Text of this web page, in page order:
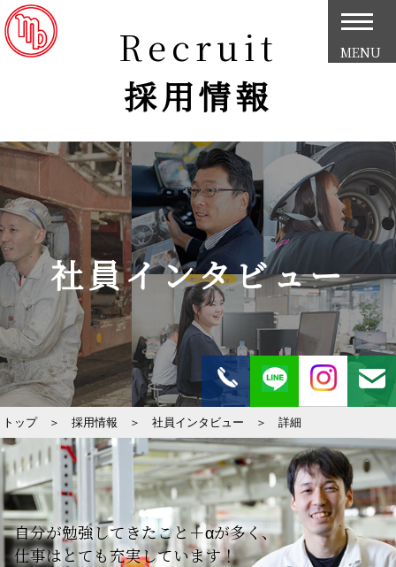
Recruit
採用情報
社員インタビュー
トップ＞ 採用情報 ＞ 社員インタビュー ＞ 詳細
MENU
自分が勉強してきたこと＋αが多く、
仕事はとても充実しています！